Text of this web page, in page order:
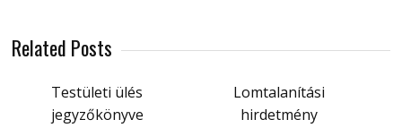
Related Posts
Testületi ülés
jegyzőkönyve
Lomtalanítási
hirdetmény